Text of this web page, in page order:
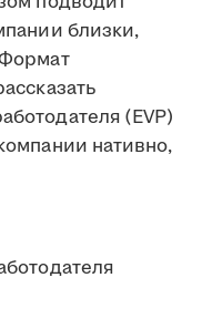
близки,
(EVP)
нативно,